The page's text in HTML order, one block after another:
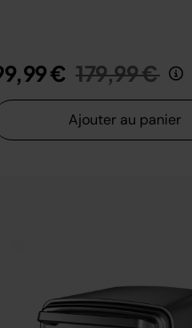
€ Prix réduit de
179,99 €au
Ajouter au panier